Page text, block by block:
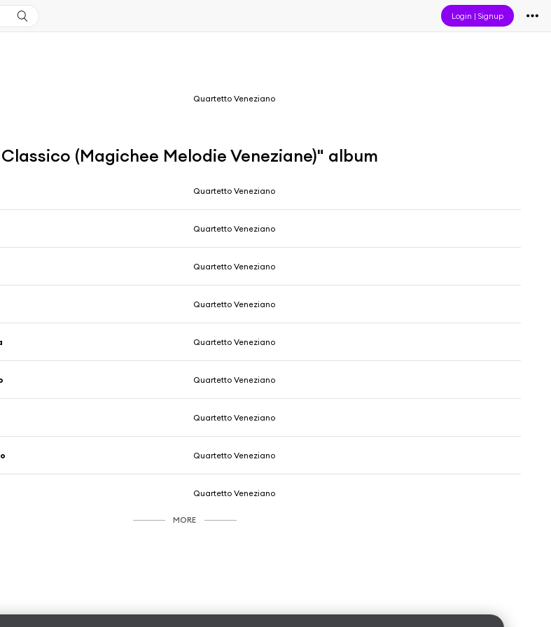
Login |Signup
Quartetto Veneziano
(Magichee Melodie Veneziane)" album
Quartetto Veneziano
Quartetto Veneziano
Quartetto Veneziano
Quartetto Veneziano
Quartetto Veneziano
Quartetto Veneziano
Quartetto Veneziano
Quartetto Veneziano
Quartetto Veneziano
MORE